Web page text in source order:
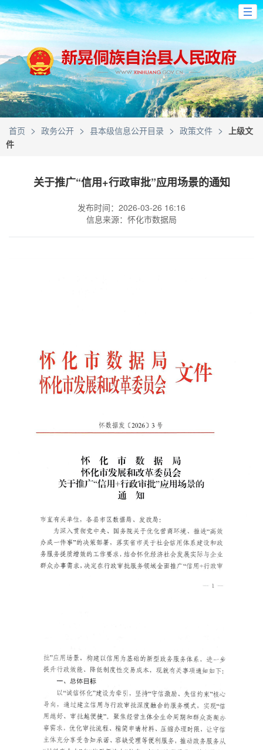
首页 > 政务公开 > 县本级信息公开目录 > 政策文件 > 上级文
件
关于推广“信用+行政审批”应用场景的通知
发布时间：2026-03-26 16:16
信息来源：怀化市数据局